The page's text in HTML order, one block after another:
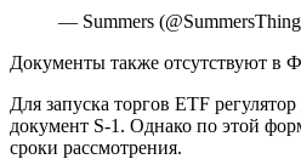
— Summers
Документы также отсутствуют в
Для запуска торгов ETF
документ S-1. Однако по этой
сроки рассмотрения.